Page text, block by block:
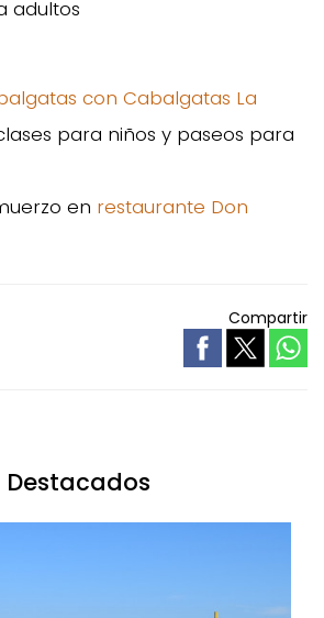
adultos
con Cabalgatas La
para niños y paseos para
en restaurante Don
Compartir
Destacados